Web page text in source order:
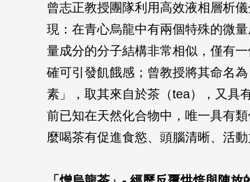
曾志正教授團隊利用高效液相層析
現：在青心烏龍中有兩個特殊的微
量成分的分子結構非常相似，僅有
確可引發飢餓感；曾教授將其命名
素」，取其來自於茶（tea），又具
前已知在天然化合物中，唯一具有
麼喝茶有促進食慾、頭腦清晰、活動